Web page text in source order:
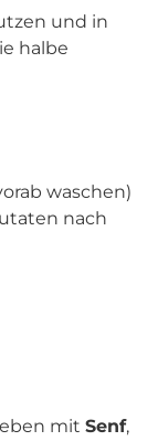
und in
halbe
waschen)
nach
mit Senf,